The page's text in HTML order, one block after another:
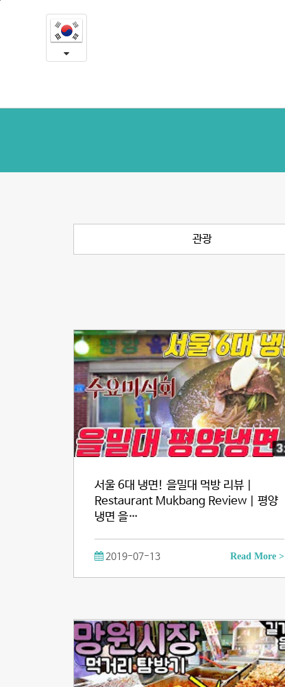
기
관광
서울 6대 냉면! 을밀대 먹방 리뷰 |
Restaurant Mukbang Review | 평양
냉면 을…
2019-07-13 Read More >